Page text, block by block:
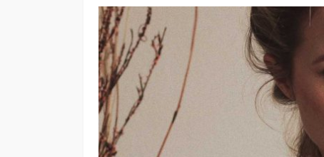
Refuerzan
mantenimiento y
rehabilitación de
Cancún
Redacción 20 horas ago